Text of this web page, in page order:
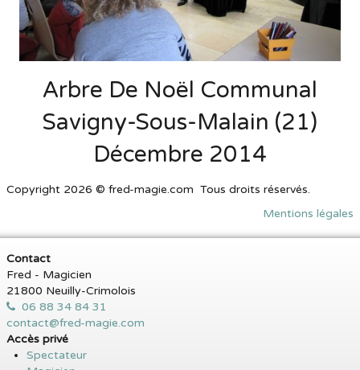
Arbre De Noël Communal
Savigny-Sous-Malain (21)
Décembre 2014
Copyright 2026 © fred-magie.com Tous droits réservés.
Mentions légales
Contact
Fred - Magicien
21800 Neuilly-Crimolois
06 88 34 84 31
contact@fred-magie.com
Accès privé
Spectateur